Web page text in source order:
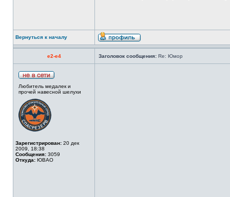
Вернуться к началу
e2-e4 Заголовок сообщения: Re: Юмор
Любитель медалек и
прочей навесной шелухи
Зарегистрирован: 20 дек
2009, 18:38
Сообщения: 3059
Откуда: ЮВАО